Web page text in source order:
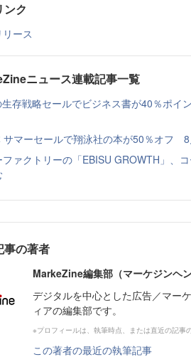
ンク
ース
ニュース連載記事一覧
存戦略セールでビジネス書が40％ポ
サマーセールで翔泳社の本が50％オフ
ファクトリーの「EBISU GROWTH」、
事の著者
MarkeZine編集部（マーケジンヘン
デジタルを中心とした広告／マー
ィアの編集部です。
※プロフィールは、執筆時点、または直近の記事
この著者の最近の執筆記事